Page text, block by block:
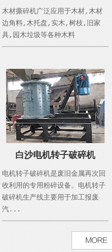
木材撕碎机广泛应用于木材,木材
边角料,木托盘,实木,树枝,旧家
具,园木垃圾等各种木料
白沙电机转子破碎机
电机转子破碎机是废旧金属再次回
收利用的专用粉碎设备。电机转子
破碎机生产线主要用于加工报废
汽...